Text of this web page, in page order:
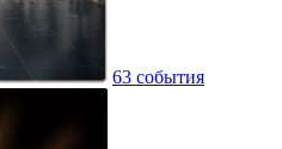
63 события